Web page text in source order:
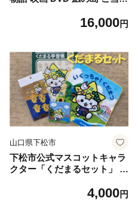
ンドラマ 感動映画 瀬戸内 下
香 加藤ローサ 長澤雅彦 山口
県 No.162
16,000円
山口県下松市
下松市公式マスコットキャラ
クター「くだまるセット」 ／
トグッズ くだまる 文房具セ
4,000円